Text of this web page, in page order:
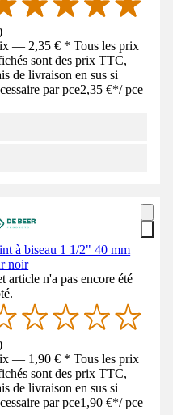
— 2,35 € * Tous les prix
sont des prix TTC,
de livraison en sus si
par pce2,35 €*/ pce
à biseau 1 1/2" 40 mm
noir
article n'a pas encore été
— 1,90 € * Tous les prix
sont des prix TTC,
de livraison en sus si
par pce1,90 €*/ pce